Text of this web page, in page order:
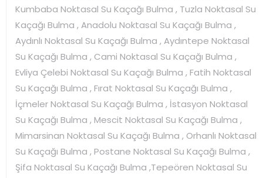
Kumbaba Noktasal Su Kaçağı Bulma , Tuzla Noktasal Su
Kaçağı Bulma , Anadolu Noktasal Su Kaçağı Bulma ,
Aydınlı Noktasal Su Kaçağı Bulma , Aydıntepe Noktasal
Su Kaçağı Bulma , Cami Noktasal Su Kaçağı Bulma ,
Evliya Çelebi Noktasal Su Kaçağı Bulma , Fatih Noktasal
Su Kaçağı Bulma , Fırat Noktasal Su Kaçağı Bulma ,
İçmeler Noktasal Su Kaçağı Bulma , İstasyon Noktasal
Su Kaçağı Bulma , Mescit Noktasal Su Kaçağı Bulma ,
Mimarsinan Noktasal Su Kaçağı Bulma , Orhanlı Noktasal
Su Kaçağı Bulma , Postane Noktasal Su Kaçağı Bulma ,
Şifa Noktasal Su Kaçağı Bulma ,Tepeören Noktasal Su